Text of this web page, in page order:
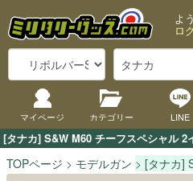
[タナカ] S&W M60 チーフスペシャル 2
よ
ロ
マイページ カテゴリー LINE
TOPページ モデルガン [タナカ]